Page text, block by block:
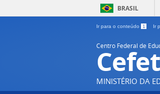
BRASIL
Ir para o conteúdo 1 Ir
Centro Federal de
MINISTÉRIO DA